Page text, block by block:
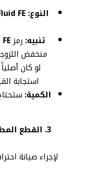
النوع:FE
تنبيه:رمزFE
منخفض
استجابة
الكمية:
3. القطع المطلوبة (طقم الصيانة 2025)
لإجراء صيانة